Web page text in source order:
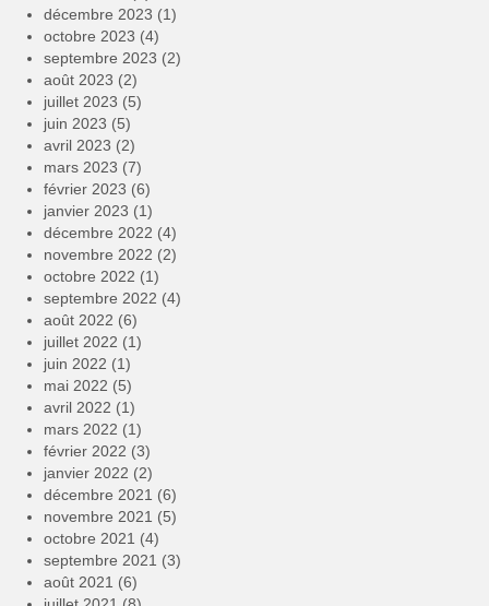
décembre 2023 (1)
octobre 2023 (4)
septembre 2023 (2)
août 2023 (2)
juillet 2023 (5)
juin 2023 (5)
avril 2023 (2)
mars 2023 (7)
février 2023 (6)
janvier 2023 (1)
décembre 2022 (4)
novembre 2022 (2)
octobre 2022 (1)
septembre 2022 (4)
août 2022 (6)
juillet 2022 (1)
juin 2022 (1)
mai 2022 (5)
avril 2022 (1)
mars 2022 (1)
février 2022 (3)
janvier 2022 (2)
décembre 2021 (6)
novembre 2021 (5)
octobre 2021 (4)
septembre 2021 (3)
août 2021 (6)